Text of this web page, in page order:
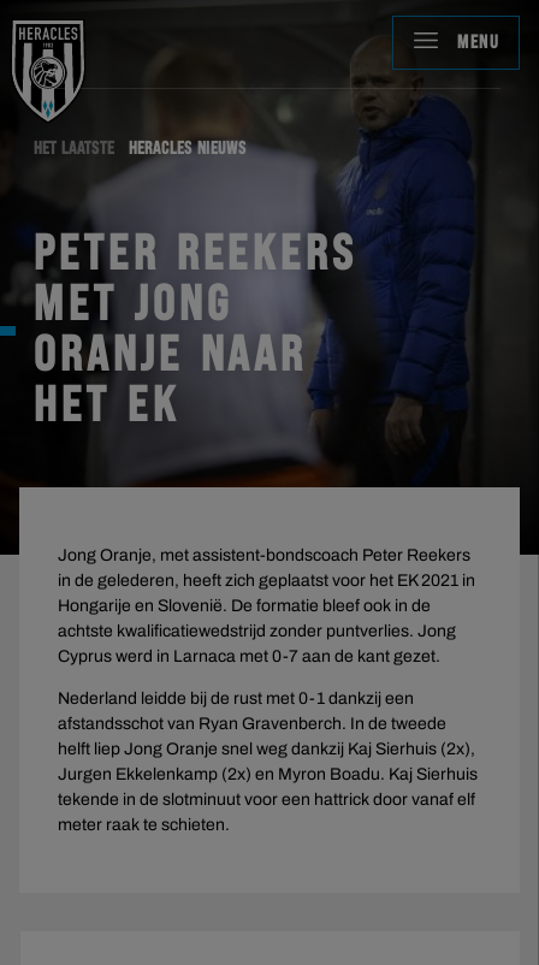
MENU
HET LAATSTE HERACLES NIEUWS
PETER REEKERS
MET JONG
ORANJE NAAR
HET EK
Jong Oranje, met assistent-bondscoach Peter Reekers
in de gelederen, heeft zich geplaatst voor het EK 2021 in
Hongarije en Slovenië. De formatie bleef ook in de
achtste kwalificatiewedstrijd zonder puntverlies. Jong
Cyprus werd in Larnaca met 0-7 aan de kant gezet.
Nederland leidde bij de rust met 0-1 dankzij een
afstandsschot van Ryan Gravenberch. In de tweede
helft liep Jong Oranje snel weg dankzij Kaj Sierhuis (2x),
Jurgen Ekkelenkamp (2x) en Myron Boadu. Kaj Sierhuis
tekende in de slotminuut voor een hattrick door vanaf elf
meter raak te schieten.